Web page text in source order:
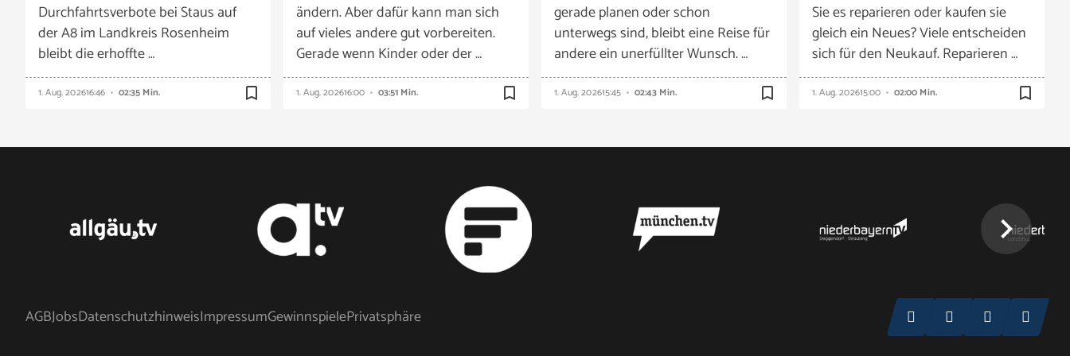
Durchfahrtsverbote bei Staus auf
der A8 im Landkreis Rosenheim
bleibt die erhoffte …
1. Aug. 202616:46 02:35 Min. bookmark_border
ändern. Aber dafür kann man sich
auf vieles andere gut vorbereiten.
Gerade wenn Kinder oder der …
1. Aug. 202616:00 03:51 Min. bookmark_border
gerade planen oder schon
unterwegs sind, bleibt eine Reise für
andere ein unerfüllter Wunsch. …
1. Aug. 202615:45 02:43 Min. bookmark_border
Sie es reparieren oder kaufen sie
gleich ein Neues? Viele entscheiden
sich für den Neukauf. Reparieren …
1. Aug. 202615:00 02:00 Min. bookmark_border
chevron_right
AGBJobsDatenschutzhinweisImpressumGewinnspielePrivatsphäre